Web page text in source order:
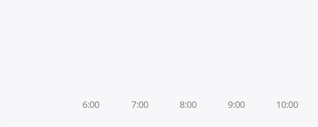
6:00 7:00 8:00 9:00 10:00